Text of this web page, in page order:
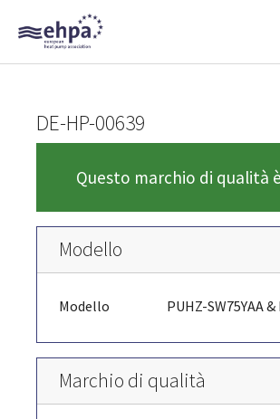
Skip to main navigation
Skip to main content
Skip to page footer
DE-HP-00639
Questo marchio di qualità
Modello
Modello PUHZ-SW75YAA
Marchio di qualità